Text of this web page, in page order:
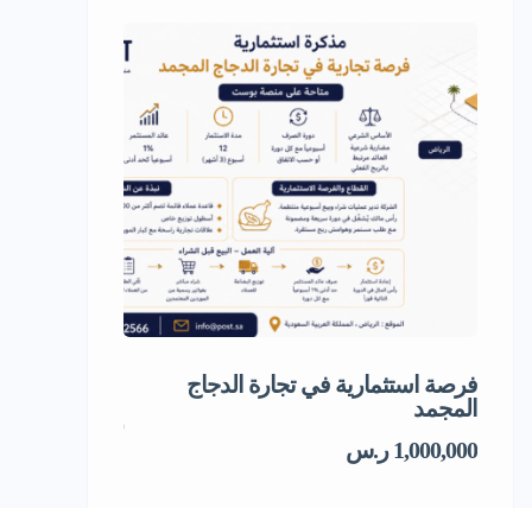
فرصة استثمارية في تجارة الدجاج
المجمد
1,000,000 ر.س